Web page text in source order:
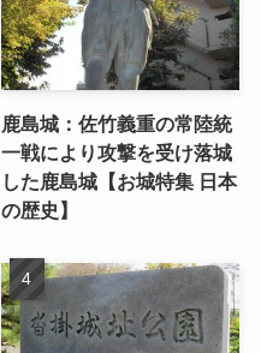
鹿島城：佐竹義重の常陸統
一戦により攻撃を受け落城
した鹿島城【お城特集 日本
の歴史】